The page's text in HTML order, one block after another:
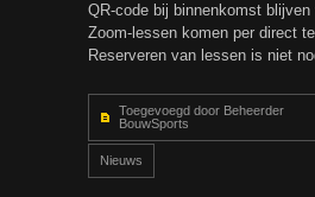
QR-code bij binnenkomst
Zoom-lessen komen per direct
Reserveren van lessen is niet
Toegevoegd door Beheerder
BouwSports
Nieuws